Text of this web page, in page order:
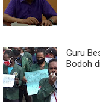
Guru
Bodoh